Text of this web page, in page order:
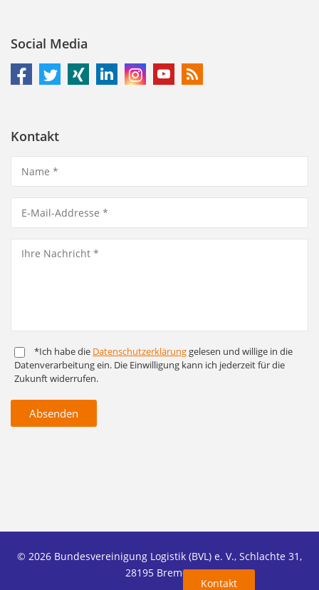
Social Media
Kontakt
*Ich habe die Daten­schutz­er­klärunggelesen und willige in die
Daten­ver­arbeitung ein. Die Ein­willigung kann ich jederzeit für die
Zukunft widerrufen.
Absenden
© 2026 Bundesvereinigung Logistik (BVL) e. V., Schlachte 31,
28195 Bremen
Kontakt